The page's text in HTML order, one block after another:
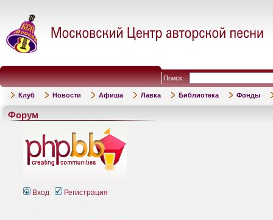
Поиск:
Клуб Новости Афиша Лавка Библиотека Фонды
Форум
Вход Регистрация